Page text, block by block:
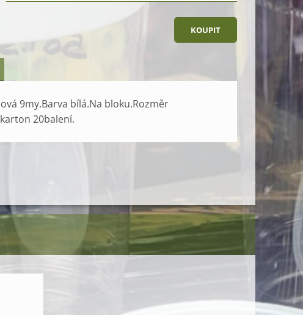
9my.Barva bílá.Na bloku.Rozměr
20balení.